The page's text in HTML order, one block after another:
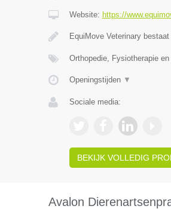
Website: https://
EquiMove Veterinary
Orthopedie, Fysiotherapie
Openingstijden ▼
Sociale media:
BEKIJK VOLLEDIG
Avalon